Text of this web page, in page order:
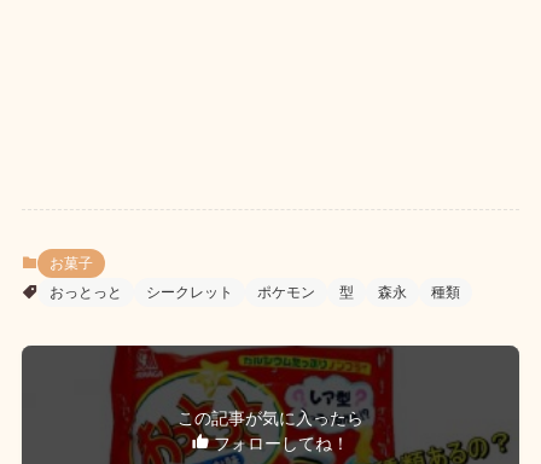
お菓子
おっとっと
シークレット ポケモン 型 森永 種類
この記事が気に入ったら
フォローしてね！